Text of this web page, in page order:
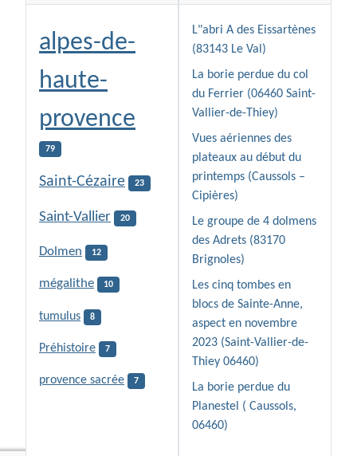
alpes-de-
haute-
provence
79
Saint-Cézaire 23
Saint-Vallier 20
Dolmen 12
mégalithe 10
tumulus 8
Préhistoire 7
provence sacrée 7
L"abri A des Eissartènes
(83143 Le Val)
La borie perdue du col
du Ferrier (06460 Saint-
Vallier-de-Thiey)
Vues aériennes des
plateaux au début du
printemps (Caussols –
Cipières)
Le groupe de 4 dolmens
des Adrets (83170
Brignoles)
Les cinq tombes en
blocs de Sainte-Anne,
aspect en novembre
2023 (Saint-Vallier-de-
Thiey 06460)
La borie perdue du
Planestel ( Caussols,
06460)